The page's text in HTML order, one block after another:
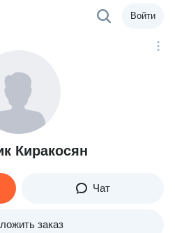
Войти
Киракосян
Чат
заказ